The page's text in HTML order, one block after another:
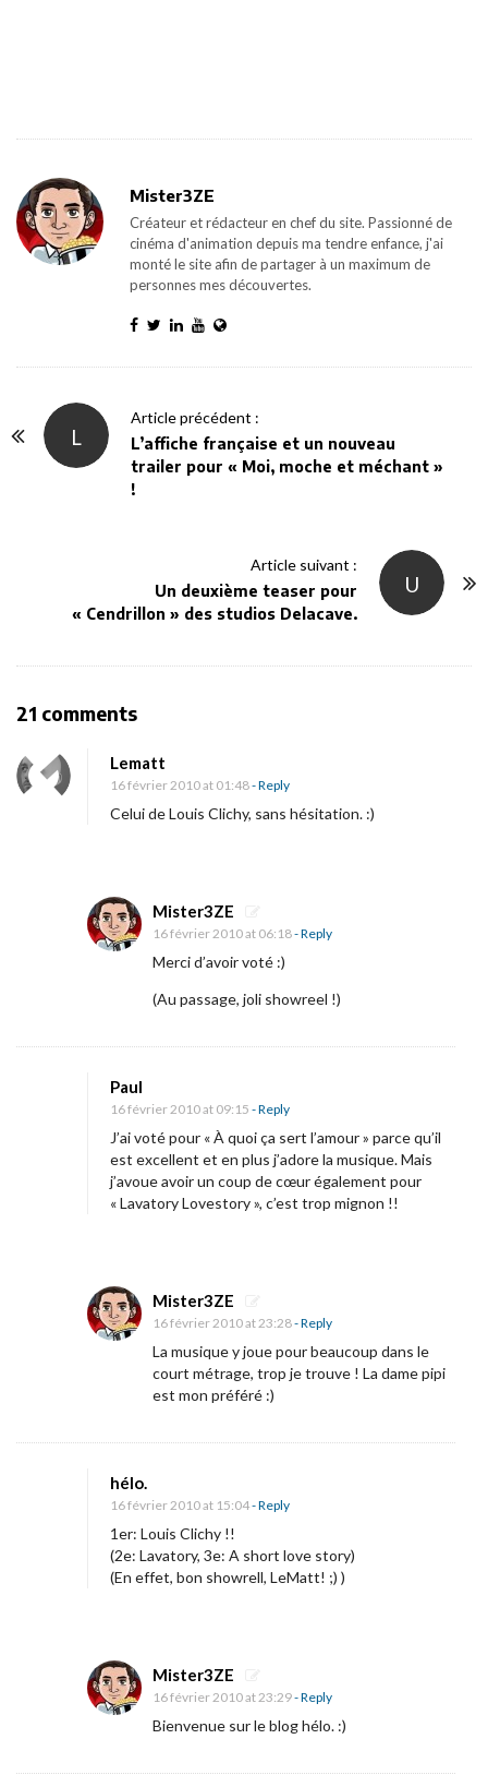
Mister3ZE
Créateur et rédacteur en chef du site. Passionné de
cinéma d'animation depuis ma tendre enfance, j'ai
monté le site afin de partager à un maximum de
personnes mes découvertes.
L
Article précédent :
L’affiche française et un nouveau
trailer pour « Moi, moche et méchant »
!
U
Article suivant :
Un deuxième teaser pour
« Cendrillon » des studios Delacave.
21 commentsO
[
a
e
e
s
t
t
r
u
r
t
-
m
a
d
Lematt
16 février 2010 at 01:48- Reply
Celui de Louis Clichy, sans hésitation. :)
Mister3ZE
16 février 2010 at 06:18- Reply
Merci d’avoir voté :)
(Au passage, joli showreel !)
Paul
16 février 2010 at 09:15 - Reply
J’ai voté pour « À quoi ça sert l’amour » parce qu’il
est excellent et en plus j’adore la musique. Mais
j’avoue avoir un coup de cœur également pour
« Lavatory Lovestory », c’est trop mignon !!
Mister3ZE
16 février 2010 at 23:28- Reply
La musique y joue pour beaucoup dans le
court métrage, trop je trouve ! La dame pipi
est mon préféré :)
hélo.
16 février 2010 at 15:04- Reply
1er: Louis Clichy !!
(2e: Lavatory, 3e: A short love story)
(En effet, bon showrell, LeMatt! ;) )
Mister3ZE
16 février 2010 at 23:29- Reply
Bienvenue sur le blog hélo. :)